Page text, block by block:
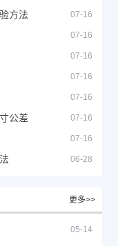
方法 07-16
07-16
07-16
07-16
07-16
公差 07-16
07-16
06-28
更多>>
05-14